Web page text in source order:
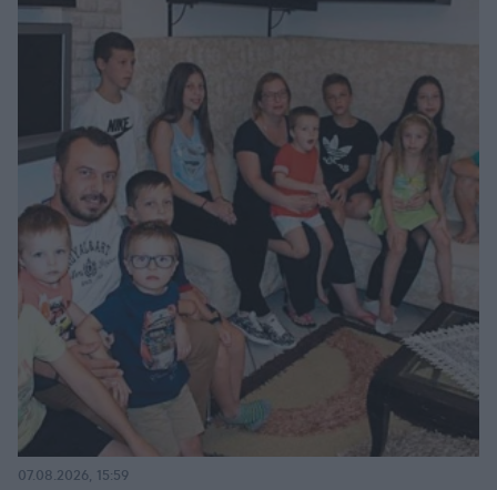
07.08.2026, 15:59